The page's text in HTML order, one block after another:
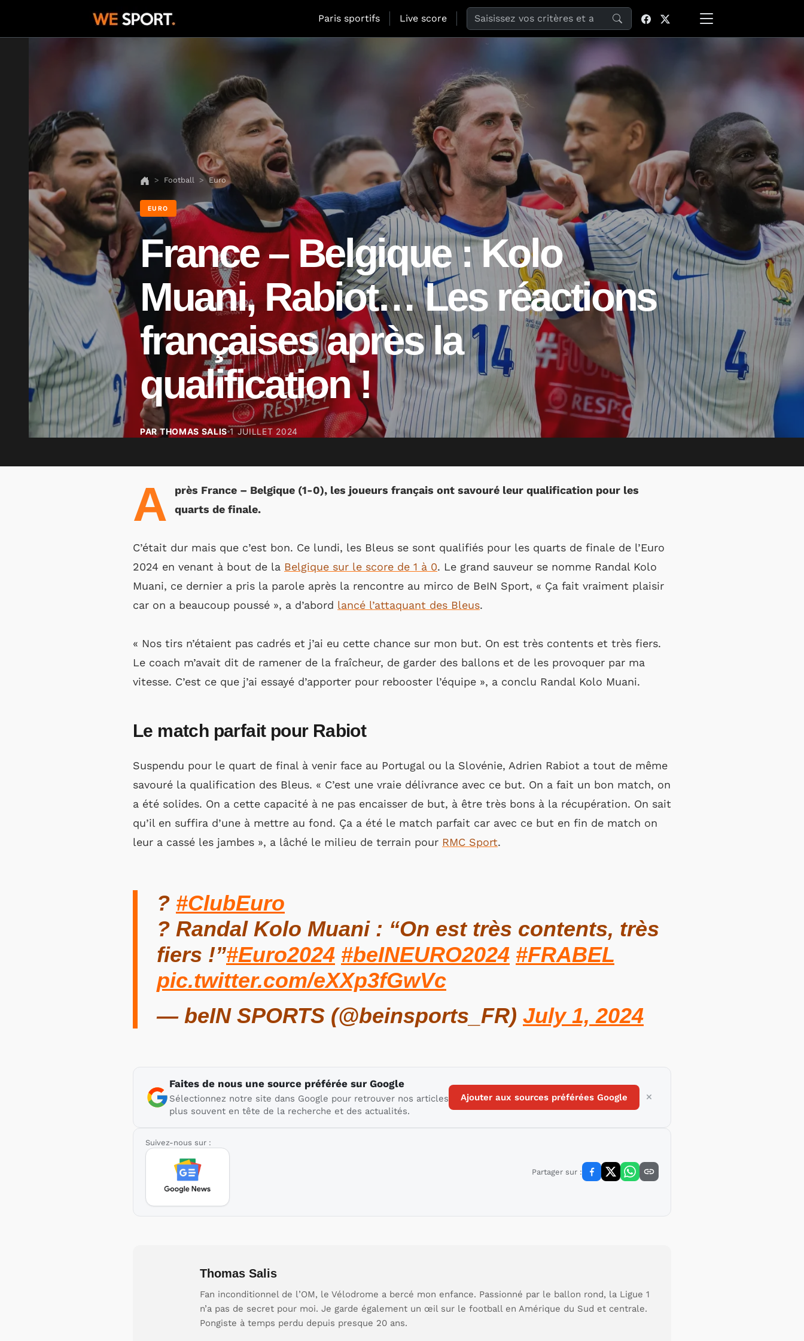
Paris sportifs Live score Search the website
Football Euro
EURO
France – Belgique : Kolo
Muani, Rabiot… Les réactions
françaises après la
qualification !
PAR THOMAS SALIS 1 JUILLET 2024
A
près France – Belgique (1-0), les joueurs français ont savouré leur qualification pour les
quarts de finale.
C’était dur mais que c’est bon. Ce lundi, les Bleus se sont qualifiés pour les quarts de finale de l’Euro
2024 en venant à bout de la Belgique sur le score de 1 à 0. Le grand sauveur se nomme Randal Kolo
Muani, ce dernier a pris la parole après la rencontre au mirco de BeIN Sport, « Ça fait vraiment plaisir
car on a beaucoup poussé », a d’abord lancé l’attaquant des Bleus.
« Nos tirs n’étaient pas cadrés et j’ai eu cette chance sur mon but. On est très contents et très fiers.
Le coach m’avait dit de ramener de la fraîcheur, de garder des ballons et de les provoquer par ma
vitesse. C’est ce que j’ai essayé d’apporter pour rebooster l’équipe », a conclu Randal Kolo Muani.
Le match parfait pour Rabiot
Suspendu pour le quart de final à venir face au Portugal ou la Slovénie, Adrien Rabiot a tout de même
savouré la qualification des Bleus. « C’est une vraie délivrance avec ce but. On a fait un bon match, on
a été solides. On a cette capacité à ne pas encaisser de but, à être très bons à la récupération. On sait
qu’il en suffira d’une à mettre au fond. Ça a été le match parfait car avec ce but en fin de match on
leur a cassé les jambes », a lâché le milieu de terrain pour RMC Sport.
? #ClubEuro
? Randal Kolo Muani : “On est très contents, très
fiers !”#Euro2024 #beINEURO2024 #FRABEL
pic.twitter.com/eXXp3fGwVc
— beIN SPORTS (@beinsports_FR) July 1, 2024
Faites de nous une source préférée sur Google
Sélectionnez notre site dans Google pour retrouver nos articles
plus souvent en tête de la recherche et des actualités.
Ajouter aux sources préférées Google
Suivez-nous sur :
Partager sur :
Thomas Salis
Fan inconditionnel de l’OM, le Vélodrome a bercé mon enfance. Passionné par le ballon rond, la Ligue 1
n’a pas de secret pour moi. Je garde également un œil sur le football en Amérique du Sud et centrale.
Pongiste à temps perdu depuis presque 20 ans.